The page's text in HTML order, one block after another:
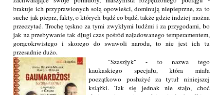
brakuje ich przyprawionych solą opowieści, dominują niepieprzne, za to
suche jak pieprz, fakty, o których bądź co bądź, także gdzie indziej można
przeczytać. Trochę tęskno za tymi zwykłymi ludźmi i za przygodami, bo
jak na przebywanie tak długi czas pośród naładowanego temperamentem,
gorącokrwistego i skorego do swawoli narodu, to nie jest ich tu
przesadnie dużo.
"Szaszłyk" - to nazwa tego
kaukaskiego specjału, która miała
początkowo posłużyć za tytuł niniejszej
książki. Tak się jednak nie stało, choć